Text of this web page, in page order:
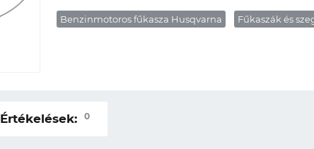
Benzinmotoros fűkasza Husqvarna Fűkaszák és
Értékelések: 0